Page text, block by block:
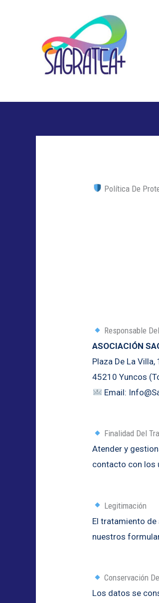
Política De
Responsable
ASOCIACIÓN
Plaza De La Villa,
45210 Yuncos
Email:
Finalidad Del
Atender y
contacto con los
Legitimación
El tratamiento de
nuestros
Conservación
Los datos se